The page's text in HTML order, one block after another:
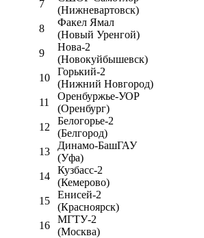
7
(Нижневартовск)
8
Факел Ямал
(Новый Уренгой)
9
Нова-2
(Новокуйбышевск)
10
Горький-2
(Нижний Новгород)
11
Оренбуржье-УОР
(Оренбург)
12
Белогорье-2
(Белгород)
13
Динамо-БашГАУ
(Уфа)
14
Кузбасс-2
(Кемерово)
15
Енисей-2
(Красноярск)
16
МГТУ-2
(Москва)